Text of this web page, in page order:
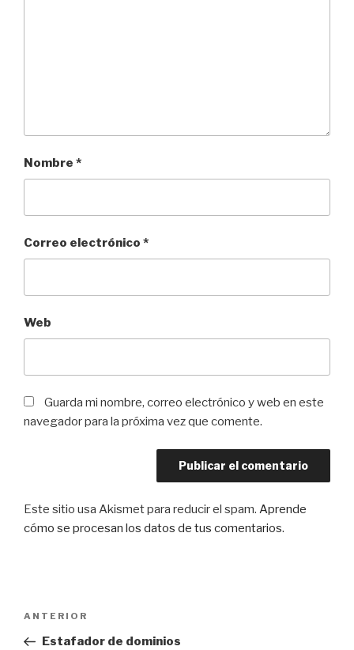
Nombre *
Correo electrónico *
Web
Guarda mi nombre, correo electrónico y web en este
navegador para la próxima vez que comente.
Este sitio usa Akismet para reducir el spam. Aprende
cómo se procesan los datos de tus comentarios.
Entrada
anterior:
ANTERIOR
Estafador de dominios